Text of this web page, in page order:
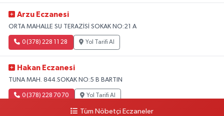
Arzu Eczanesi
ORTA MAHALLE SU TERAZİSİ SOKAK NO:21 A
0 (378) 228 11 28 Yol Tarifi Al
Hakan Eczanesi
TUNA MAH. 844.SOKAK NO:5 B BARTIN
0 (378) 228 70 70 Yol Tarifi Al
Tüm Nöbetçi Eczaneler